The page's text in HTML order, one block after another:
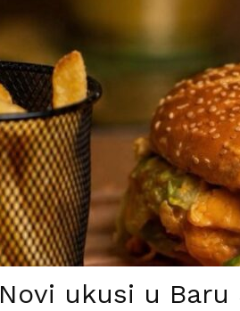
Novi ukusi u